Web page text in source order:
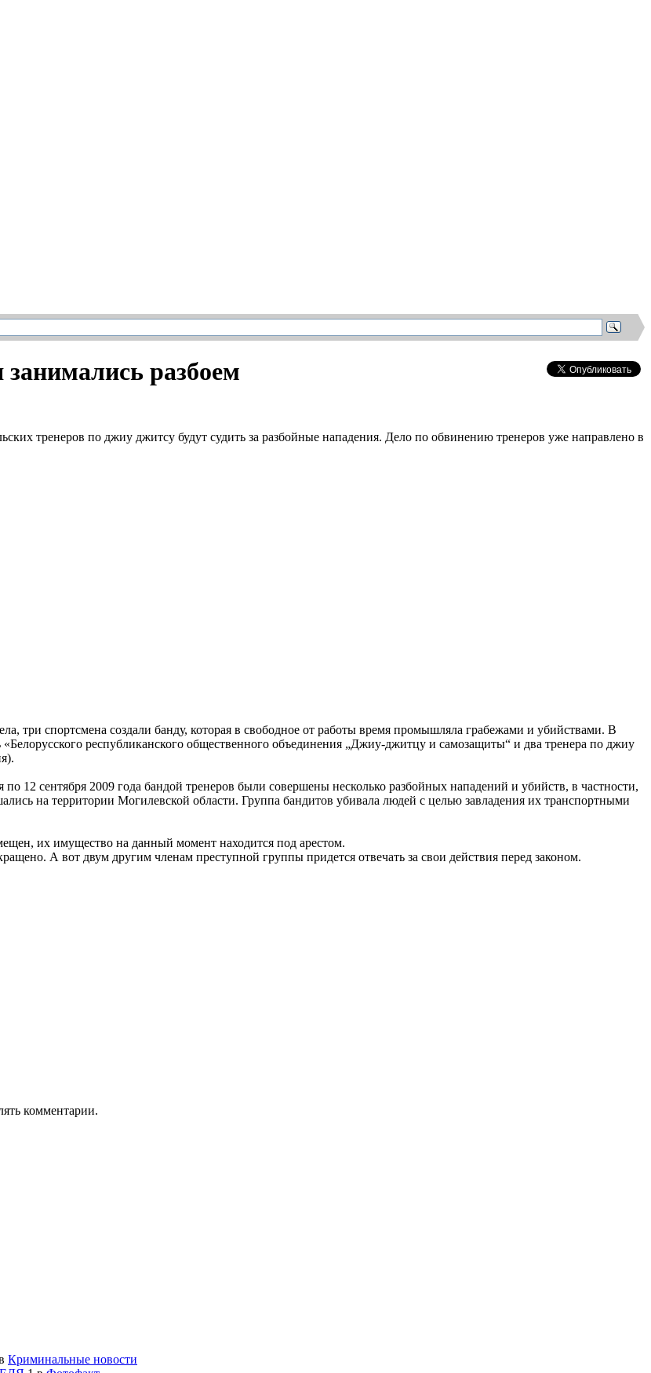
разбоем
тренеров по джиу джитсу будут судить за разбойные нападения. Дело по обвинению тренеров уже направлено в
три спортсмена создали банду, которая в свободное от работы время промышляла грабежами и убийствами. В
республиканского общественного объединения „Джиу-джитцу и самозащиты“ и два тренера по джиу
12 сентября 2009 года бандой тренеров были совершены несколько разбойных нападений и убийств, в частности,
на территории Могилевской области. Группа бандитов убивала людей с целью завладения их транспортными
их имущество на данный момент находится под арестом.
А вот двум другим членам преступной группы придется отвечать за свои действия перед законом.
комментарии.
Криминальные новости